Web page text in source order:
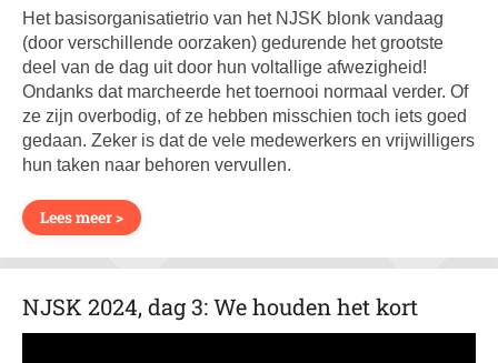
Het basisorganisatietrio van het NJSK blonk vandaag
(door verschillende oorzaken) gedurende het grootste
deel van de dag uit door hun voltallige afwezigheid!
Ondanks dat marcheerde het toernooi normaal verder. Of
ze zijn overbodig, of ze hebben misschien toch iets goed
gedaan. Zeker is dat de vele medewerkers en vrijwilligers
hun taken naar behoren vervullen.
Lees meer >
NJSK 2024, dag 3: We houden het kort
29 april 2024 21:52 Organisatie 0